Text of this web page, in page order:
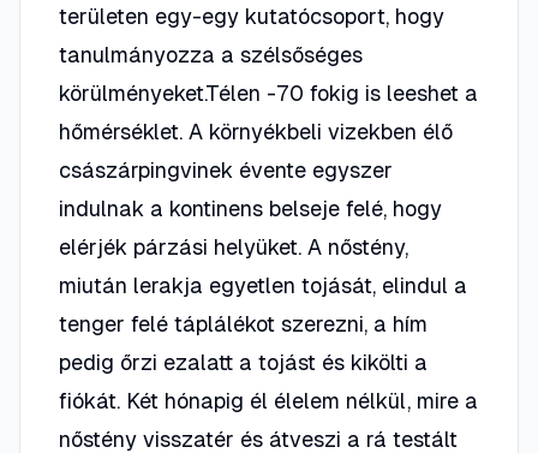
területen egy-egy kutatócsoport, hogy
tanulmányozza a szélsőséges
körülményeket.Télen -70 fokig is leeshet a
hőmérséklet. A környékbeli vizekben élő
császárpingvinek évente egyszer
indulnak a kontinens belseje felé, hogy
elérjék párzási helyüket. A nőstény,
miután lerakja egyetlen tojását, elindul a
tenger felé táplálékot szerezni, a hím
pedig őrzi ezalatt a tojást és kikölti a
fiókát. Két hónapig él élelem nélkül, mire a
nőstény visszatér és átveszi a rá testált